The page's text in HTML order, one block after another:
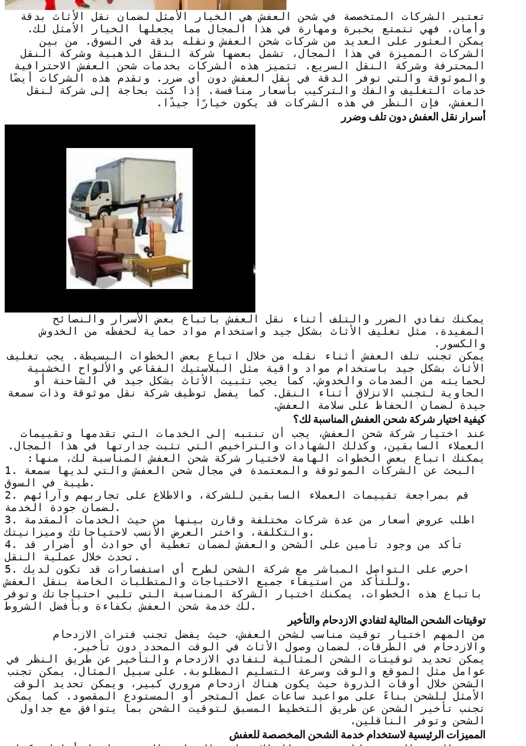
تعتبر الشركات المتخصصة في شحن العفش هي الخيار الأمثل لضمان نقل الأثاث بدقة
وأمان، فهي تتمتع بخبرة ومهارة في هذا المجال مما يجعلها الخيار الأمثل لك.
يمكن العثور على العديد من شركات شحن العفش ونقله بدقة في السوق. من بين
الشركات المميزة في هذا المجال، تشمل بعضها شركة النقل الذهبية وشركة النقل
المحترفة وشركة النقل السريع. تتميز هذه الشركات بخدمات شحن العفش الاحترافية
والموثوقة والتي توفر الدقة في نقل العفش دون أي ضرر. وتقدم هذه الشركات أيضًا
خدمات التغليف والفك والتركيب بأسعار منافسة. إذا كنت بحاجة إلى شركة لنقل
العفش، فإن النظر في هذه الشركات قد يكون خيارًا جيدًا.
أسرار نقل العفش دون تلف وضرر
يمكنك تفادي الضرر والتلف أثناء نقل العفش باتباع بعض الأسرار والنصائح
المفيدة، مثل تغليف الأثاث بشكل جيد واستخدام مواد حماية لحفظه من الخدوش
والكسور.
يمكن تجنب تلف العفش أثناء نقله من خلال اتباع بعض الخطوات البسيطة. يجب تغليف
الأثاث بشكل جيد باستخدام مواد واقية مثل البلاستيك الفقاعي والألواح الخشبية
لحمايته من الصدمات والخدوش. كما يجب تثبيت الأثاث بشكل جيد في الشاحنة أو
الحاوية لتجنب الانزلاق أثناء النقل. كما يفضل توظيف شركة نقل موثوقة وذات سمعة
جيدة لضمان الحفاظ على سلامة العفش.
كيفية اختيار شركة شحن العفش المناسبة لك؟
عند اختيار شركة شحن العفش، يجب أن تنتبه إلى الخدمات التي تقدمها وتقييمات
العملاء السابقين، وكذلك الشهادات والتراخيص التي تثبت جدارتها في هذا المجال.
يمكنك اتباع بعض الخطوات الهامة لاختيار شركة شحن العفش المناسبة لك، منها:
1. البحث عن الشركات الموثوقة والمعتمدة في مجال شحن العفش والتي لديها سمعة
طيبة في السوق.
2. قم بمراجعة تقييمات العملاء السابقين للشركة، والاطلاع على تجاربهم وآرائهم
لضمان جودة الخدمة.
3. اطلب عروض أسعار من عدة شركات مختلفة وقارن بينها من حيث الخدمات المقدمة
والتكلفة، واختر العرض الأنسب لاحتياجاتك وميزانيتك.
4. تأكد من وجود تأمين على الشحن والعفش لضمان تغطية أي حوادث أو أضرار قد
تحدث خلال عملية النقل.
5. احرص على التواصل المباشر مع شركة الشحن لطرح أي استفسارات قد تكون لديك
وللتأكد من استيفاء جميع الاحتياجات والمتطلبات الخاصة بنقل العفش.
باتباع هذه الخطوات، يمكنك اختيار الشركة المناسبة التي تلبي احتياجاتك وتوفر
لك خدمة شحن العفش بكفاءة وبأفضل الشروط.
توقيتات الشحن المثالية لتفادي الازدحام والتأخير
من المهم اختيار توقيت مناسب لشحن العفش، حيث يفضل تجنب فترات الازدحام
والازدحام في الطرقات، لضمان وصول الأثاث في الوقت المحدد دون تأخير.
يمكن تحديد توقيتات الشحن المثالية لتفادي الازدحام والتأخير عن طريق النظر في
عوامل مثل الموقع والوقت وسرعة التسليم المطلوبة. على سبيل المثال، يمكن تجنب
الشحن خلال أوقات الذروة حيث يكون هناك ازدحام مروري كبير، ويمكن تحديد الوقت
الأمثل للشحن بناءً على مواعيد ساعات عمل المتجر أو المستودع المقصود. كما يمكن
تجنب تأخير الشحن عن طريق التخطيط المسبق لتوقيت الشحن بما يتوافق مع جداول
الشحن وتوفر الناقلين.
المميزات الرئيسية لاستخدام خدمة الشحن المخصصة للعفش